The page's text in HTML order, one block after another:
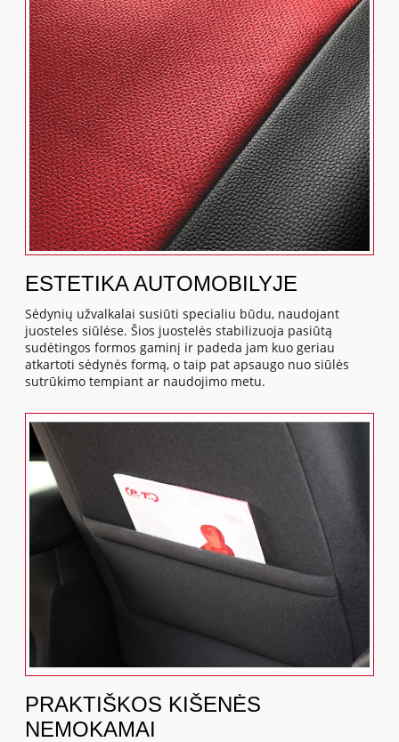
ESTETIKA AUTOMOBILYJE
Sėdynių užvalkalai susiūti specialiu būdu, naudojant
juosteles siūlėse. Šios juostelės stabilizuoja pasiūtą
sudėtingos formos gaminį ir padeda jam kuo geriau
atkartoti sėdynės formą, o taip pat apsaugo nuo siūlės
sutrūkimo tempiant ar naudojimo metu.
PRAKTIŠKOS KIŠENĖS
NEMOKAMAI